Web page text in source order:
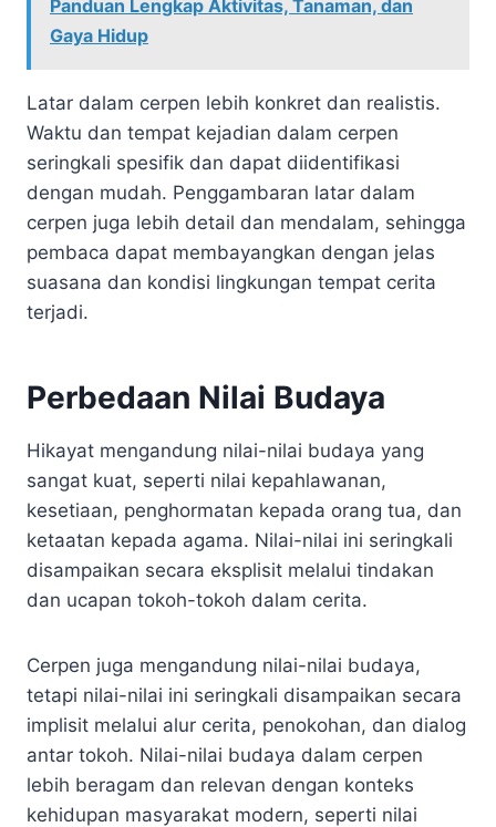
Panduan Lengkap Aktivitas, Tanaman, dan
Gaya Hidup
Latar dalam cerpen lebih konkret dan realistis.
Waktu dan tempat kejadian dalam cerpen
seringkali spesifik dan dapat diidentifikasi
dengan mudah. Penggambaran latar dalam
cerpen juga lebih detail dan mendalam, sehingga
pembaca dapat membayangkan dengan jelas
suasana dan kondisi lingkungan tempat cerita
terjadi.
Perbedaan Nilai Budaya
Hikayat mengandung nilai-nilai budaya yang
sangat kuat, seperti nilai kepahlawanan,
kesetiaan, penghormatan kepada orang tua, dan
ketaatan kepada agama. Nilai-nilai ini seringkali
disampaikan secara eksplisit melalui tindakan
dan ucapan tokoh-tokoh dalam cerita.
Cerpen juga mengandung nilai-nilai budaya,
tetapi nilai-nilai ini seringkali disampaikan secara
implisit melalui alur cerita, penokohan, dan dialog
antar tokoh. Nilai-nilai budaya dalam cerpen
lebih beragam dan relevan dengan konteks
kehidupan masyarakat modern, seperti nilai